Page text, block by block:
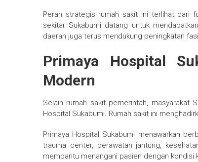
Peran strategis rumah sakit ini terlihat dari
sekitar Sukabumi datang untuk
daerah juga terus mendukung peningkatan
Primaya Hospital
Modern
Selain rumah sakit pemerintah, masyarakat
Hospital Sukabumi. Rumah sakit ini
Primaya Hospital Sukabumi menawarkan
trauma center, perawatan jantung,
membantu menangani pasien dengan kondisi